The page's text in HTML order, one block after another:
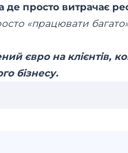
де просто витрачає
«працювати
євро на клієнтів,
бізнесу.